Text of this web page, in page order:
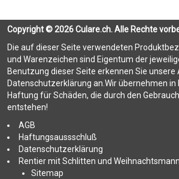
Copyright © 2026 Culare.ch. Alle Rechte
Die auf dieser Seite verwendeten
und Warenzeichen sind Eigentum der
Benutzung dieser Seite erkennen Sie unsere
Datenschutzerklärung an.Wir übernehmen in
Haftung für Schäden, die durch den
entstehen!
AGB
Haftungsaussschluß
Datenschutzerklärung
Rentier mit Schlitten und Weihnachtsmann
Sitemap